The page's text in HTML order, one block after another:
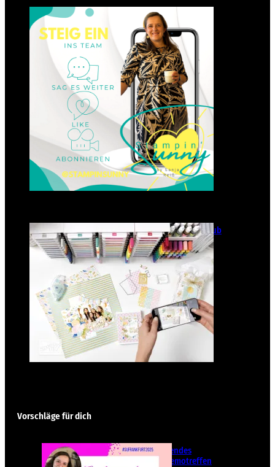
Einsteigen 2025 im Team
Stampin‘ Sunny
23. Januar 2025
GANZ NEU: Scrapbooking Club
2025
21. Januar 2025
Vorschläge für dich
Teamübergreifendes
Stampin‘ Up! Demotreffen